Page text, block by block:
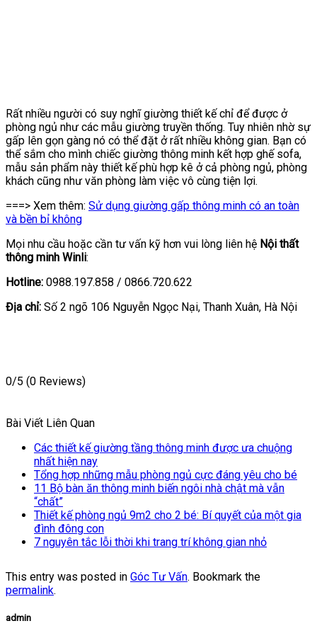
Rất nhiều người có suy nghĩ giường thiết kế chỉ để được ở
phòng ngủ như các mẫu giường truyền thống. Tuy nhiên nhờ sự
gấp lên gọn gàng nó có thể đặt ở rất nhiều không gian. Bạn có
thể sắm cho mình chiếc giường thông minh kết hợp ghế sofa,
mẫu sản phẩm này thiết kế phù hợp kê ở cả phòng ngủ, phòng
khách cũng như văn phòng làm việc vô cùng tiện lợi.
===> Xem thêm: Sử dụng giường gấp thông minh có an toàn
và bền bỉ không
Mọi nhu cầu hoặc cần tư vấn kỹ hơn vui lòng liên hệ Nội thất
thông minh Winli:
Hotline: 0988.197.858 / 0866.720.622
Địa chỉ: Số 2 ngõ 106 Nguyễn Ngọc Nại, Thanh Xuân, Hà Nội
0/5 (0 Reviews)
Bài Viết Liên Quan
Các thiết kế giường tầng thông minh được ưa chuộng
nhất hiện nay
Tổng hợp những mẫu phòng ngủ cực đáng yêu cho bé
11 Bộ bàn ăn thông minh biến ngôi nhà chật mà vẫn
“chất”
Thiết kế phòng ngủ 9m2 cho 2 bé: Bí quyết của một gia
đình đông con
7 nguyên tắc lỗi thời khi trang trí không gian nhỏ
This entry was posted in Góc Tư Vấn. Bookmark the
permalink.
admin